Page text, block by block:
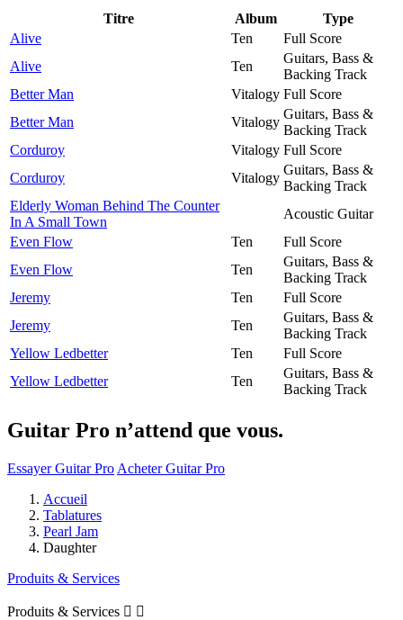
Titre Album
Type
Alive
Ten
Full Score
Alive
Ten
Guitars, Bass &
Backing Track
Better Man
Vitalogy Full Score
Better Man
Vitalogy
Guitars, Bass &
Backing Track
Corduroy
Vitalogy Full Score
Corduroy
Vitalogy
Guitars, Bass &
Backing Track
Elderly Woman Behind The Counter
In A Small Town
Acoustic Guitar
Even Flow
Ten
Full Score
Even Flow
Ten
Guitars, Bass &
Backing Track
Jeremy
Ten
Full Score
Jeremy
Ten
Guitars, Bass &
Backing Track
Yellow Ledbetter
Ten
Full Score
Yellow Ledbetter
Ten
Guitars, Bass &
Backing Track
Guitar Pro n’attend que vous.
Essayer Guitar Pro Acheter Guitar Pro
Accueil
Tablatures
Pearl Jam
Daughter
Produits & Services
Produits & Services  